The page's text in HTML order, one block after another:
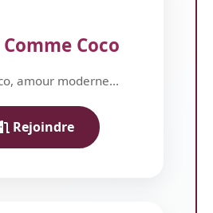
Coco
amour moderne...
Rejoindre